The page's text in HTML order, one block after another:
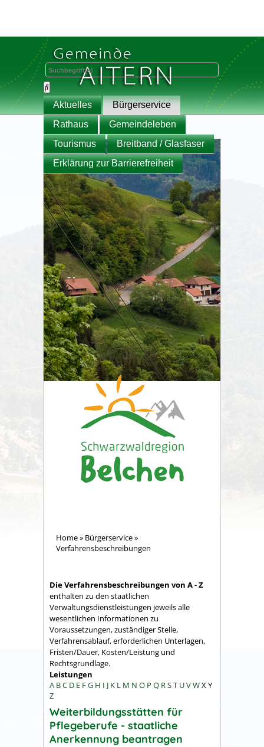
Aktuelles
Bürgerservice
Rathaus
Gemeindeleben
Tourismus
Breitband / Glasfaser
Erklärung zur Barrierefreiheit
Home» Bürgerservice»
Verfahrensbeschreibungen
Die Verfahrensbeschreibungen von A - Z
enthalten zu den staatlichen
Verwaltungsdienstleistungen jeweils alle
wesentlichen Informationen zu
Voraussetzungen, zuständiger Stelle,
Verfahrensablauf, erforderlichen Unterlagen,
Fristen/Dauer, Kosten/Leistung und
Rechtsgrundlage.
Leistungen
A BC D E FG H I J K L M N O P Q RST UVWX Y
Z
Weiterbildungsstätten für
Pflegeberufe - staatliche
Anerkennung beantragen